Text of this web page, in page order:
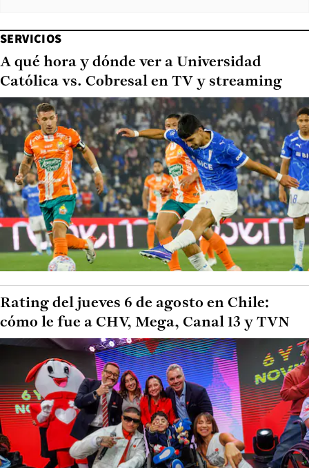
SERVICIOS
A qué hora y dónde ver a Universidad
Católica vs. Cobresal en TV y streaming
Rating del jueves 6 de agosto en Chile:
cómo le fue a CHV, Mega, Canal 13 y TVN